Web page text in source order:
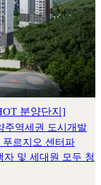
분양단지]
주역세권 도시개발
푸르지오 센터파
자 및 세대원 모두 청